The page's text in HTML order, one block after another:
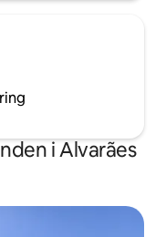
i Alvarães